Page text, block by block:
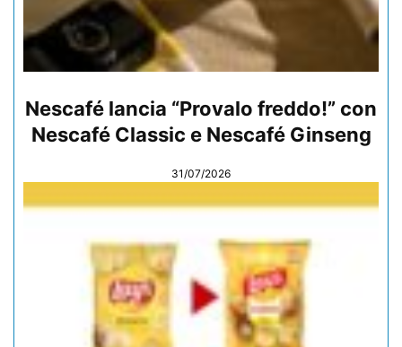
Nescafé lancia “Provalo freddo!” con
Nescafé Classic e Nescafé Ginseng
31/07/2026